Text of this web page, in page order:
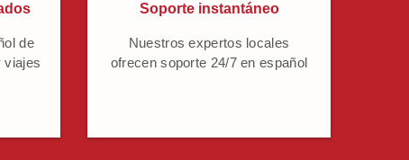
de
viajes
Soporte instantáneo
Nuestros expertos locales
ofrecen soporte 24/7 en español